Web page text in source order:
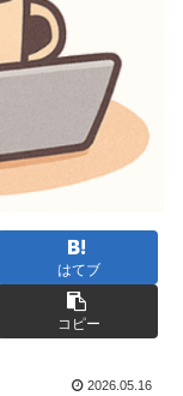
はてブ
コピー
2026.05.16